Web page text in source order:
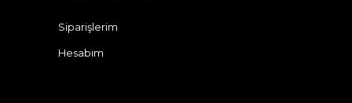
Siparişlerim
Hesabım